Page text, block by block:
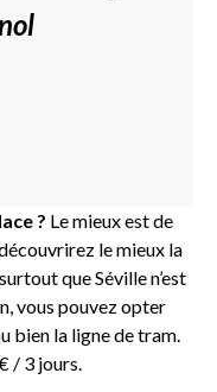
? Le mieux est de
le mieux la
que Séville n’est
vous pouvez opter
bien la ligne de tram.
/ 3 jours.